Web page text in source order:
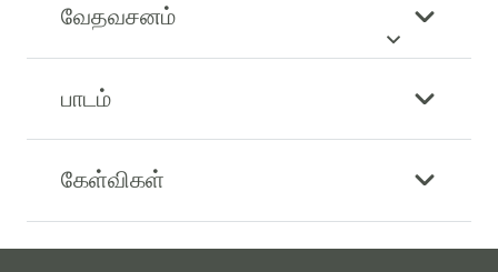
வேதவசனம்
பாடம்
கேள்விகள்